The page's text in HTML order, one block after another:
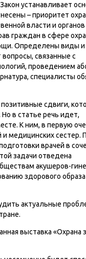
устанавливает
– приоритет
власти и
граждан в сфере
Определены виды и
связанные с
проведением
специалисты
сдвиги,
в статье речь идет,
К ним, в первую
и медицинских сестер.
врачей в
задачи отведена
акушеров-
здорового
актуальные
выставка «Охрана